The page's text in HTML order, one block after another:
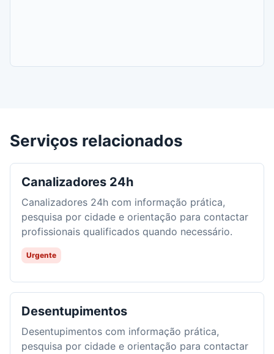
Serviços relacionados
Canalizadores 24h
Canalizadores 24h com informação prática,
pesquisa por cidade e orientação para contactar
profissionais qualificados quando necessário.
Urgente
Desentupimentos
Desentupimentos com informação prática,
pesquisa por cidade e orientação para contactar